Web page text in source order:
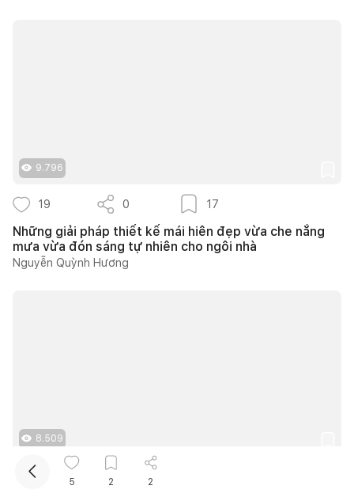
9.796
19 0 17
Những giải pháp thiết kế mái hiên đẹp vừa che nắng
mưa vừa đón sáng tự nhiên cho ngôi nhà
Nguyễn Quỳnh Hương
8.509
5 2 2